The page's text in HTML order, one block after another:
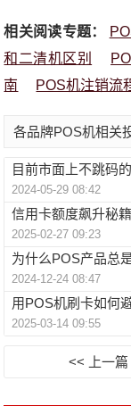
相关阅读专题：
和二清机区别
南
POS机注销流
各品牌POS机相关
目前市面上不跳码
2024-05-29 08:42
信用卡额度飙升秘
2025-02-27 09:23
为什么POS产品总
2024-12-24 08:47
用POS机刷卡如何
2025-03-14 09:55
<< 上一篇